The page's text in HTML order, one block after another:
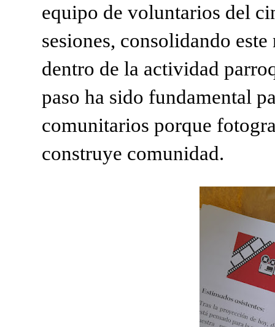
equipo de voluntarios del
sesiones, consolidando
dentro de la actividad
paso ha sido fundamental
comunitarios porque
construye comunidad.